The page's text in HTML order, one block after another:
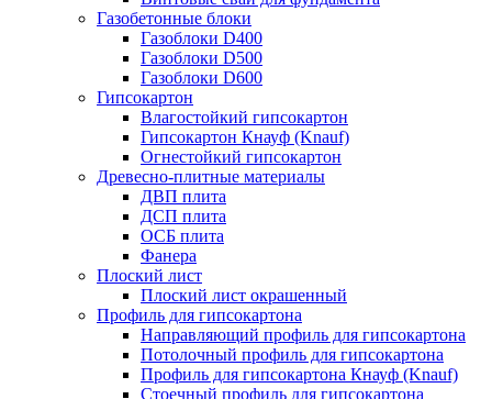
Газобетонные блоки
Газоблоки D400
Газоблоки D500
Газоблоки D600
Гипсокартон
Влагостойкий гипсокартон
Гипсокартон Кнауф (Knauf)
Огнестойкий гипсокартон
Древесно-плитные материалы
ДВП плита
ДСП плита
ОСБ плита
Фанера
Плоский лист
Плоский лист окрашенный
Профиль для гипсокартона
Направляющий профиль для гипсокартона
Потолочный профиль для гипсокартона
Профиль для гипсокартона Кнауф (Knauf)
Стоечный профиль для гипсокартона